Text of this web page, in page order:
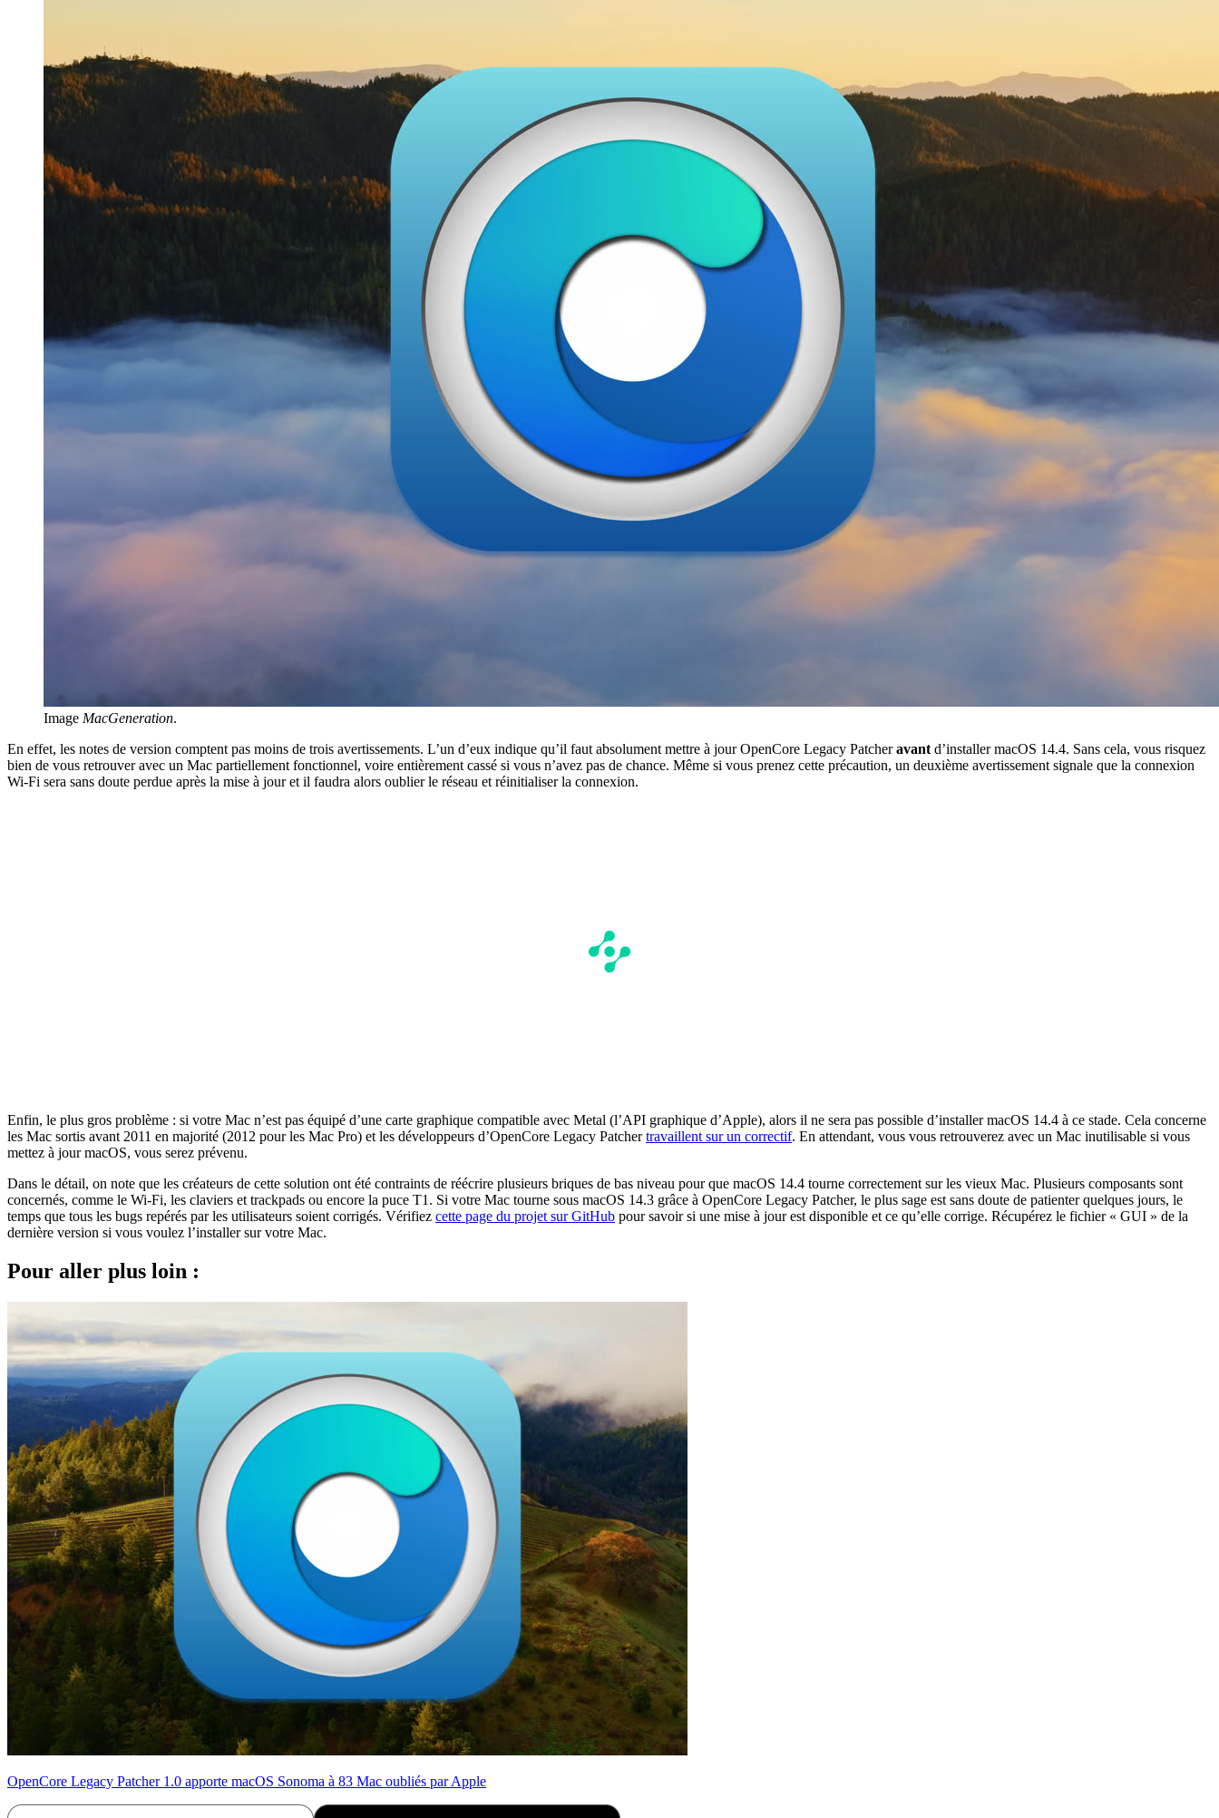
Image MacGeneration.
En effet, les notes de version comptent pas moins de trois avertissements. L’un d’eux indique qu’il faut absolument mettre à jour OpenCore Legacy Patcheravant d’installer macOS 14.4. Sans cela, vous risquez
bien de vous retrouver avec un Mac partiellement fonctionnel, voire entièrement cassé si vous n’avez pas de chance. Même si vous prenez cette précaution, un deuxième avertissement signale que la connexion
Wi-Fi sera sans doute perdue après la mise à jour et il faudra alors oublier le réseau et réinitialiser la connexion.
Enfin, le plus gros problème : si votre Mac n’est pas équipé d’une carte graphique compatible avec Metal (l’API graphique d’Apple), alors il ne sera pas possible d’installer macOS 14.4 à ce stade. Cela concerne
les Mac sortis avant 2011 en majorité (2012 pour les Mac Pro) et les développeurs d’OpenCore Legacy Patchertravaillent sur un correctif. En attendant, vous vous retrouverez avec un Mac inutilisable si vous
mettez à jour macOS, vous serez prévenu.
Dans le détail, on note que les créateurs de cette solution ont été contraints de réécrire plusieurs briques de bas niveau pour que macOS 14.4 tourne correctement sur les vieux Mac. Plusieurs composants sont
concernés, comme le Wi-Fi, les claviers et trackpads ou encore la puce T1. Si votre Mac tourne sous macOS 14.3 grâce à OpenCore Legacy Patcher, le plus sage est sans doute de patienter quelques jours, le
temps que tous les bugs repérés par les utilisateurs soient corrigés. Vérifiez cette page du projet sur GitHub pour savoir si une mise à jour est disponible et ce qu’elle corrige. Récupérez le fichier « GUI » de la
dernière version si vous voulez l’installer sur votre Mac.
Pour aller plus loin :
OpenCore Legacy Patcher 1.0 apporte macOS Sonoma à 83 Mac oubliés par Apple